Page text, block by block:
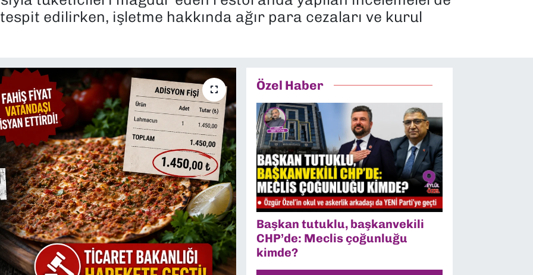
tespit edilirken, işletme hakkında ağır para cezaları ve kurul
Özel Haber
Başkan tutuklu, başkanvekili
CHP’de: Meclis çoğunluğu
kimde?